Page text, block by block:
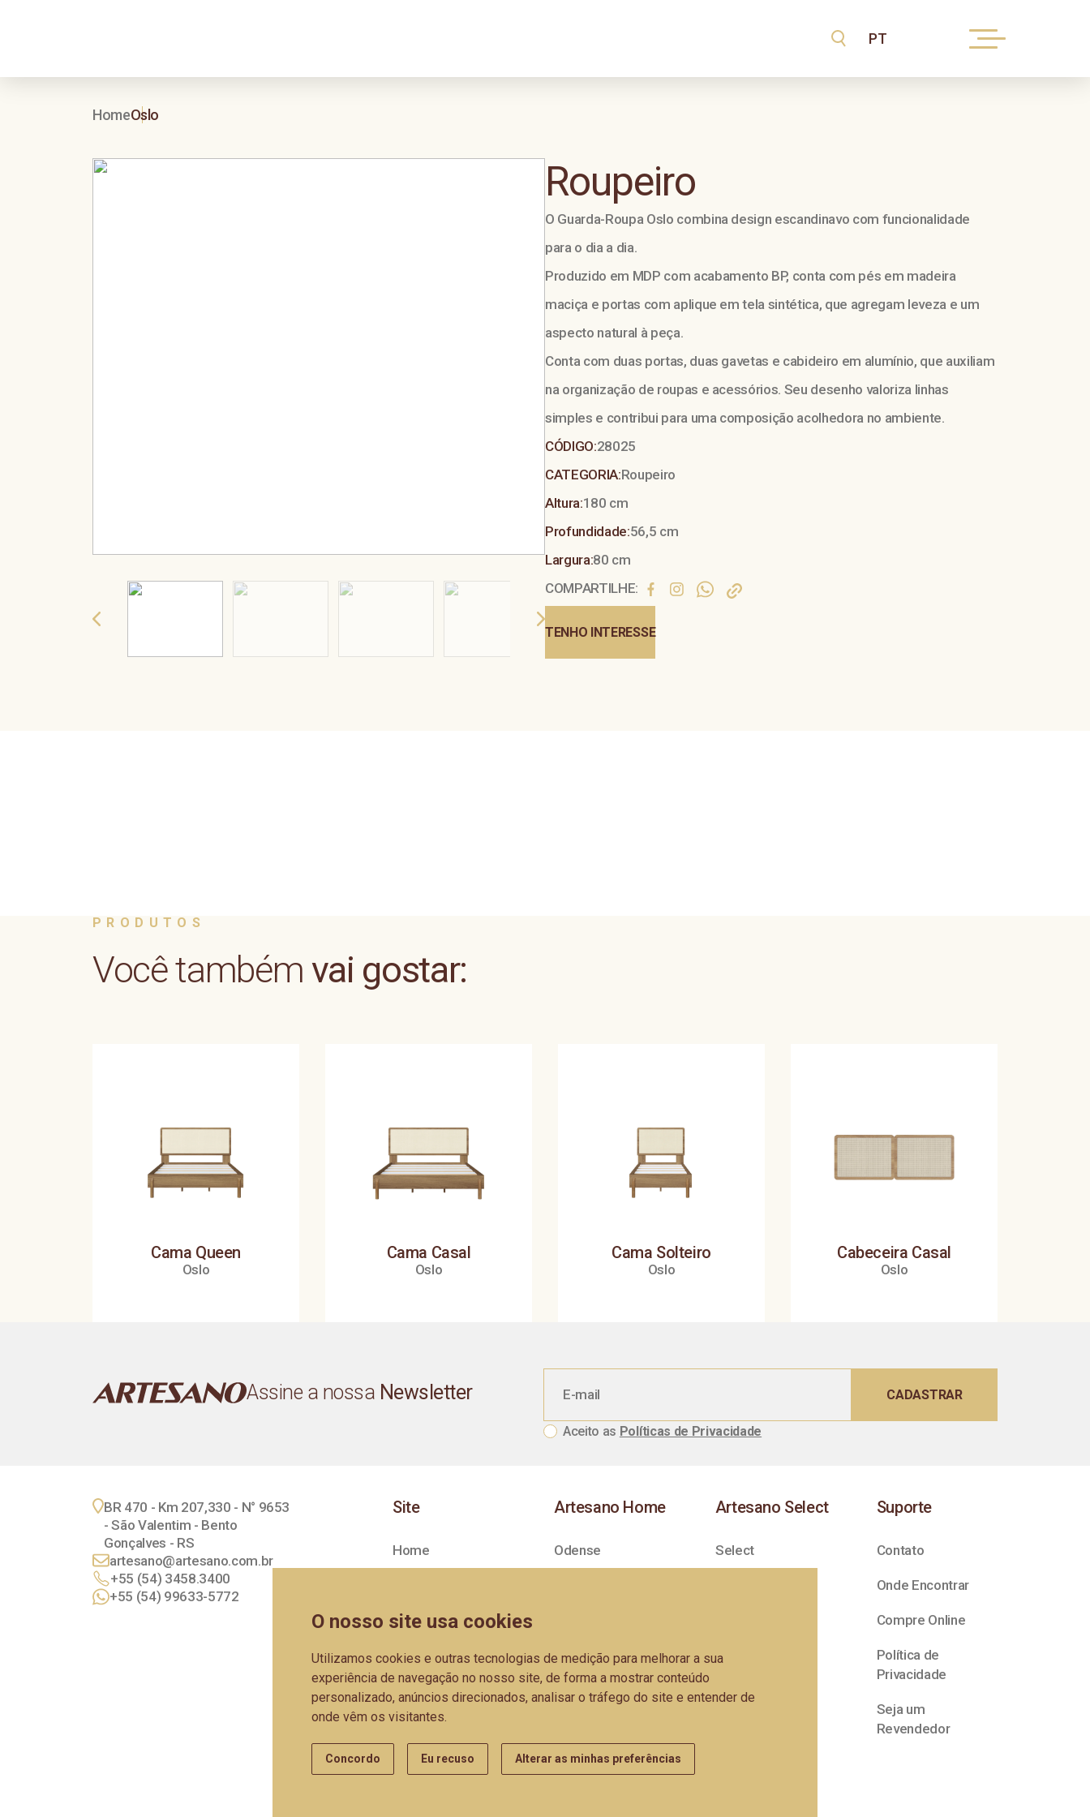
O nosso site usa cookies
Utilizamos cookies e outras tecnologias de medição para melhorar a sua
experiência de navegação no nosso site, de forma a mostrar conteúdo
personalizado, anúncios direcionados, analisar o tráfego do site e entender de
onde vêm os visitantes.
Concordo Eu recuso Alterar as minhas preferências
HomeOslo
Roupeiro
O Guarda-Roupa Oslo combina design escandinavo com funcionalidade
para o dia a dia.
Produzido em MDP com acabamento BP, conta com pés em madeira
maciça e portas com aplique em tela sintética, que agregam leveza e um
aspecto natural à peça.
Conta com duas portas, duas gavetas e cabideiro em alumínio, que auxiliam
na organização de roupas e acessórios. Seu desenho valoriza linhas
simples e contribui para uma composição acolhedora no ambiente.
CÓDIGO:28025
CATEGORIA:Roupeiro
Altura:180 cm
Profundidade:56,5 cm
Largura:80 cm
COMPARTILHE:
TENHO INTERESSE
PRODUTOS
Você também vai gostar:
Cama Queen
Oslo
Cama Casal
Oslo
Cama Solteiro
Oslo
Cabeceira Casal
Oslo
Assine a nossa Newsletter CADASTRAR
Aceito as Políticas de Privacidade
BR 470 - Km 207,330 - N° 9653
- São Valentim - Bento
Gonçalves - RS
artesano@artesano.com.br
+55 (54) 3458.3400
+55 (54) 99633-5772
Site
Home
Catálogos
Parceiros
Blog
Artesano Home
Odense
Oslo
Trend
Artesano Select
Select
Suporte
Contato
Onde Encontrar
Compre Online
Política de
Privacidade
Seja um
Revendedor